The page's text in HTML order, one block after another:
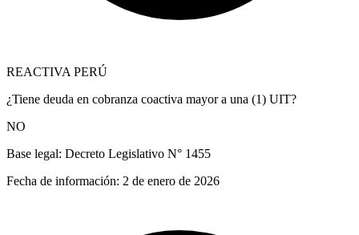
REACTIVA PERÚ
¿Tiene deuda en cobranza coactiva mayor a una (1) UIT?
NO
Base legal: Decreto Legislativo N° 1455
Fecha de información: 2 de enero de 2026